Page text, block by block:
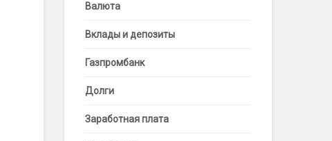
Валюта
Вклады и депозиты
Газпромбанк
Долги
Заработная плата